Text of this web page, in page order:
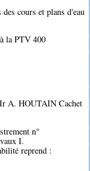
cours et plans d'eau
la PTV 400
A. HOUTAIN Cachet
n°
I.
reprend :